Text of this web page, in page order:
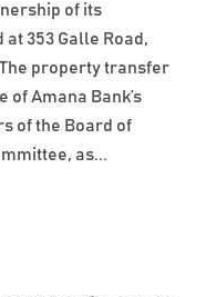
of its
353 Galle Road,
property transfer
Amana Bank’s
of the Board of
as...